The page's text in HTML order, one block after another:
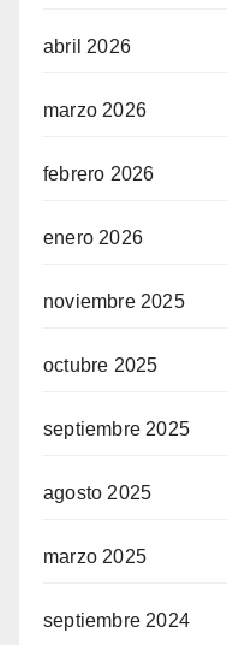
abril 2026
marzo 2026
febrero 2026
enero 2026
noviembre 2025
octubre 2025
septiembre 2025
agosto 2025
marzo 2025
septiembre 2024